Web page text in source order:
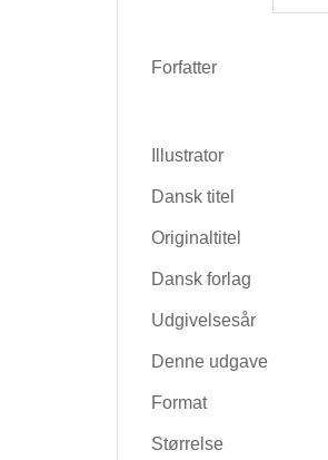
Forfatter
Illustrator
Dansk titel
Originaltitel
Dansk forlag
Udgivelsesår
Denne udgave
Format
Størrelse